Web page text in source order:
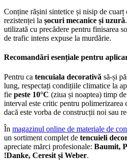
Conține rășini sintetice și nisip de
rezistenței la șocuri mecanice și uzură
utilizată cu precădere pentru finisarea
de trafic intens expuse la murdărie.
Recomandări esențiale pentru
Pentru ca tencuiala decorativă să-și
lung, respectați condițiile climatice la
fie peste 10°C (ziua și noaptea) timp
interval este critic pentru polimerizarea
dacă este vorba de construcții noi sau
În magazinul online de materiale de
un sortiment complet de tencuieli
apreciate mărci profesionale: Baumit,
!Danke, Ceresit și Weber.